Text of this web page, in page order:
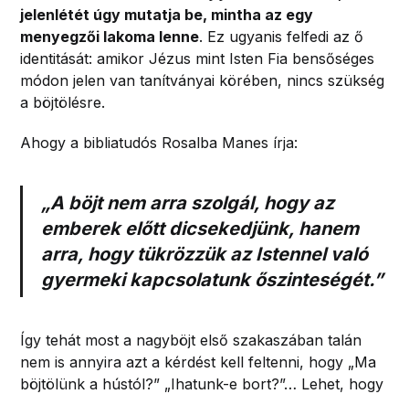
jelenlétét úgy mutatja be, mintha az egy
menyegzői lakoma lenne. Ez ugyanis felfedi az ő
identitását: amikor Jézus mint Isten Fia bensőséges
módon jelen van tanítványai körében, nincs szükség
a böjtölésre.
Ahogy a bibliatudós Rosalba Manes írja:
„A böjt nem arra szolgál, hogy az
emberek előtt dicsekedjünk, hanem
arra, hogy tükrözzük az Istennel való
gyermeki kapcsolatunk őszinteségét.”
Így tehát most a nagyböjt első szakaszában talán
nem is annyira azt a kérdést kell feltenni, hogy „Ma
böjtölünk a hústól?” „Ihatunk-e bort?”… Lehet, hogy